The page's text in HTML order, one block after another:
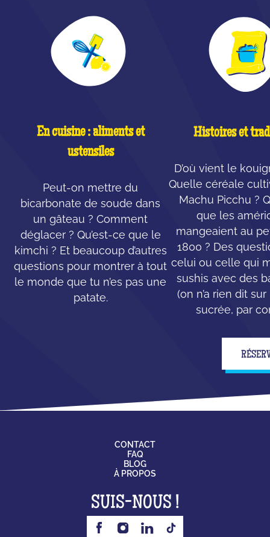
En cuisine : aliments et
ustensiles
Peut-on mettre du
bicarbonate de soude dans
un gâteau ? Comment
déglacer ? Qu’est-ce que le
kimchi ? Et beaucoup d’autres
questions pour montrer à tout
le monde que tu n’es pas une
patate.
Histoires et
D’où vient le
Quelle céréale
Machu Picchu ?
que les
mangeaient au
1800 ? Des
celui ou celle qui
sushis avec des
(on n’a rien dit
sucrée, par
CONTACT
FAQ
BLOG
À PROPOS
SUIS-NOUS !